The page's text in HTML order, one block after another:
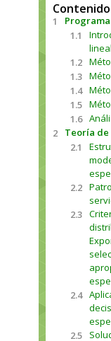
Contenido
1
1.1
lineal
1.2
1.3
1.4
1.5
1.6
2
Teoría de
2.1
2.2
2.3
2.4
2.5